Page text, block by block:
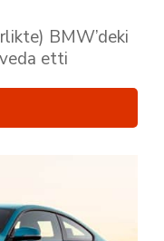
BMW’deki
veda etti